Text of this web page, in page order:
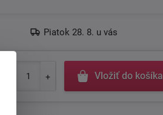
Piatok 28. 8. u vás
Vložiť do košíka